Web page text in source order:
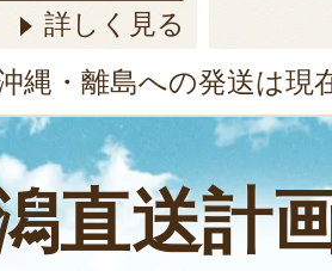
詳しく見る
縄・離島への発送は現
直送計